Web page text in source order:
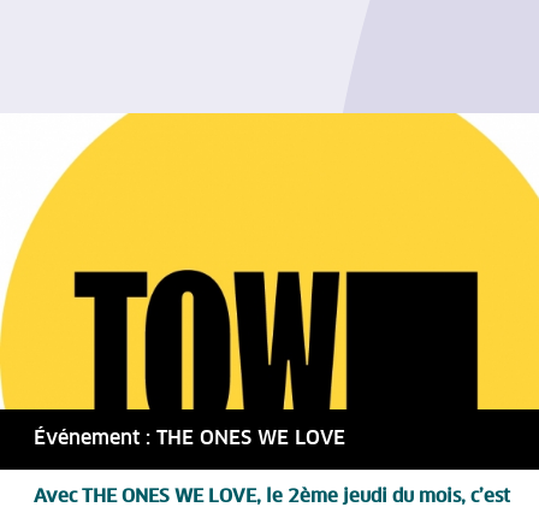
Événement : THE ONES WE LOVE
Avec THE ONES WE LOVE, le 2ème jeudi du mois, c’est